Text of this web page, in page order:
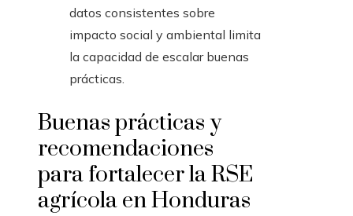
datos consistentes sobre
impacto social y ambiental limita
la capacidad de escalar buenas
prácticas.
Buenas prácticas y
recomendaciones
para fortalecer la RSE
agrícola en Honduras